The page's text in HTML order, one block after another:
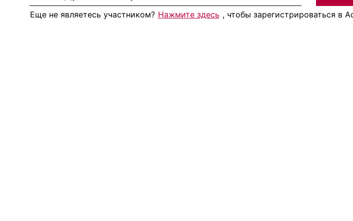
Еще не являетесь участником? Нажмите здесь , чтобы зарегистрироваться в